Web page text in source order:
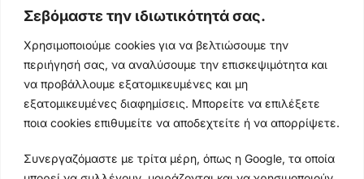
Σεβόμαστε την ιδιωτικότητά σας.
Χρησιμοποιούμε cookies για να βελτιώσουμε την
περιήγησή σας, να αναλύσουμε την επισκεψιμότητα και
να προβάλλουμε εξατομικευμένες και μη
εξατομικευμένες διαφημίσεις. Μπορείτε να επιλέξετε
ποια cookies επιθυμείτε να αποδεχτείτε ή να απορρίψετε.
Συνεργαζόμαστε με τρίτα μέρη, όπως η Google, τα οποία
Ωράρια & Διευθύνσεις →
210 4929089
Κεντρικό τηλέφωνο
info@thikishop.gr
Δευ - Σάβ: 10:00 - 21:00